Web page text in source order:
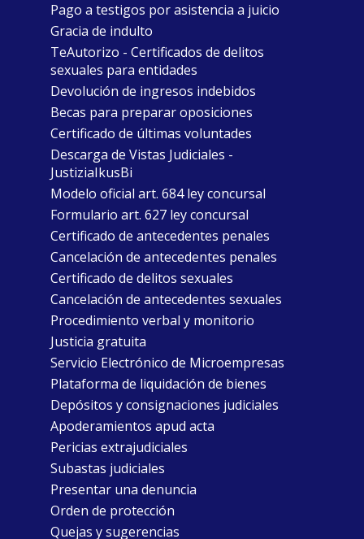
Pago a testigos por asistencia a juicio
Gracia de indulto
TeAutorizo - Certificados de delitos
sexuales para entidades
Devolución de ingresos indebidos
Becas para preparar oposiciones
Certificado de últimas voluntades
Descarga de Vistas Judiciales -
JustiziaIkusBi
Modelo oficial art. 684 ley concursal
Formulario art. 627 ley concursal
Certificado de antecedentes penales
Cancelación de antecedentes penales
Certificado de delitos sexuales
Cancelación de antecedentes sexuales
Procedimiento verbal y monitorio
Justicia gratuita
Servicio Electrónico de Microempresas
Plataforma de liquidación de bienes
Depósitos y consignaciones judiciales
Apoderamientos apud acta
Pericias extrajudiciales
Subastas judiciales
Presentar una denuncia
Orden de protección
Quejas y sugerencias